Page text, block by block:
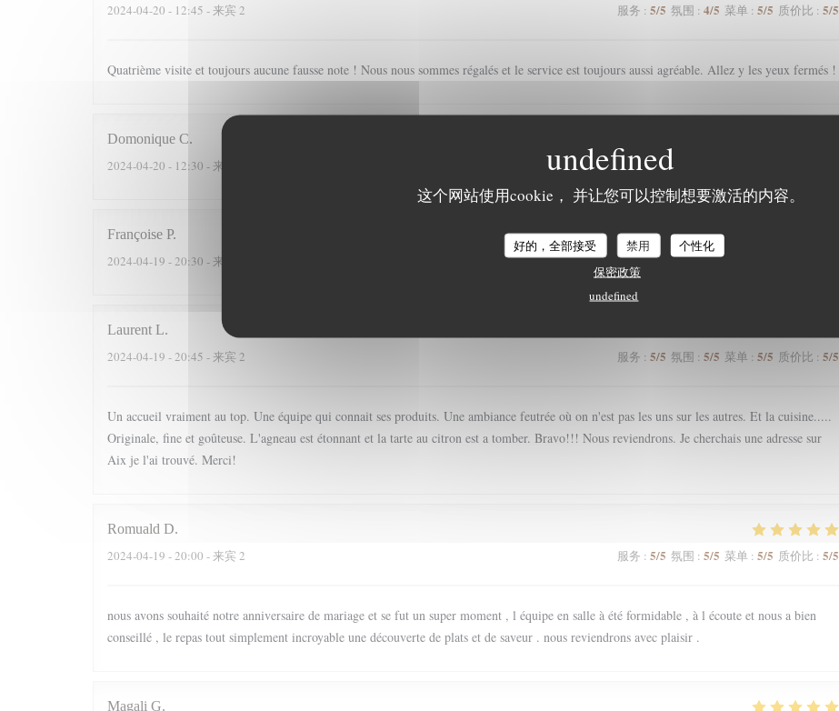
这个网站使用cookie， 并让您可以控制想要激活的内容。
好的，全部接受 禁用
个性化
保密政策
undefined
2024-04-20 - 12:45 - 来宾 2 服务 : 5/5 氛围 : 4/5 菜单 : 5/5 质价比 : 5/5
Quatrième visite et toujours aucune fausse note ! Nous nous sommes régalés et le service est toujours aussi agréable. Allez y les yeux fermés !
Domonique C
2024-04-20 - 12:30 - 来宾 3 服务:5/5 氛围
Françoise P
2024-04-19 - 20:30 - 来宾 2 服务:5/5 氛围:5/5
Laurent L
2024-04-19 - 20:45 - 来宾 2 服务 : 5/5 氛围 : 5/5 菜单 : 5/5 质价比 : 5/5
Un accueil vraiment au top. Une équipe qui connait ses produits. Une ambiance feutrée où on n'est pas les uns sur les autres. Et la cuisine.....
Originale, fine et goûteuse. L'agneau est étonnant et la tarte au citron est a tomber. Bravo!!! Nous reviendrons. Je cherchais une adresse sur
Aix je l'ai trouvé. Merci!
Romuald D
2024-04-19 - 20:00 - 来宾 2 服务 : 5/5 氛围 : 5/5 菜单 : 5/5 质价比 : 5/5
nous avons souhaité notre anniversaire de mariage et se fut un super moment , l équipe en salle à été formidable , à l écoute et nous a bien
conseillé , le repas tout simplement incroyable une découverte de plats et de saveur . nous reviendrons avec plaisir .
Magali G